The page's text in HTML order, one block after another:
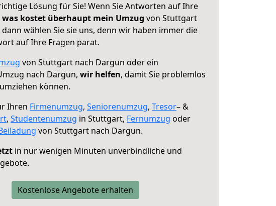
Lösung für Sie! Wenn Sie Antworten auf Ihre
was kostet überhaupt mein Umzug von Stuttgart
wählen Sie sie uns, denn wir haben immer die
auf Ihre Fragen parat.
von Stuttgart nach Dargun oder ein
nach Dargun, wir helfen, damit Sie problemlos
können.
Ihren Firmenumzug, Seniorenumzug, Tresor– &
, Studentenumzug in Stuttgart, Fernumzug oder
von Stuttgart nach Dargun.
in nur wenigen Minuten unverbindliche und
Kostenlose Angebote erhalten